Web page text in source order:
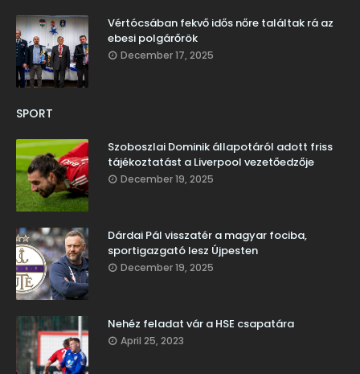
Vértócsában fekvő idős nőre találtak rá az
ebesi polgárőrök
December 17, 2025
SPORT
Szoboszlai Dominik állapotáról adott friss
tájékoztatást a Liverpool vezetőedzője
December 19, 2025
Dárdai Pál visszatér a magyar fociba,
sportigazgató lesz Újpesten
December 19, 2025
Nehéz feladat vár a HSE csapatára
April 25, 2023